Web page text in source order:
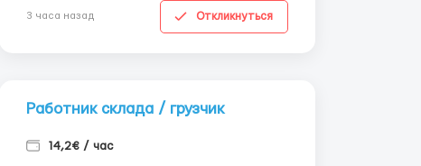
3 часа назад Откликнуться
Работник склада / грузчик
14,2€ / час